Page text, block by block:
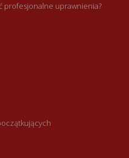
profesjonalne uprawnienia?